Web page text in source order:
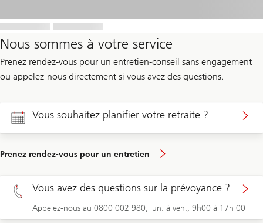
Nous sommes à votre service
Prenez rendez-vous pour un entretien-conseil sans engagement
ou appelez-nous directement si vous avez des questions.
Vous souhaitez planifier votre retraite ?
Prenez rendez-vous pour un entretien
Vous avez des questions sur la prévoyance ?
Appelez-nous au 0800 002 980, lun. à ven., 9h00 à 17h 00